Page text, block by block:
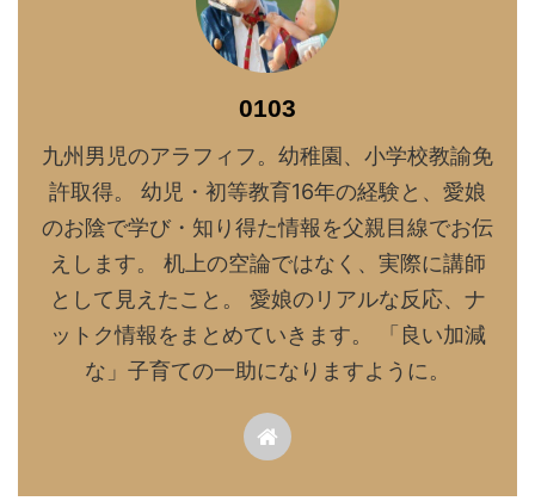
0103
九州男児のアラフィフ。幼稚園、小学校教諭免
許取得。 幼児・初等教育16年の経験と、愛娘
のお陰で学び・知り得た情報を父親目線でお伝
えします。 机上の空論ではなく、実際に講師
として見えたこと。 愛娘のリアルな反応、ナ
ットク情報をまとめていきます。 「良い加減
な」子育ての一助になりますように。